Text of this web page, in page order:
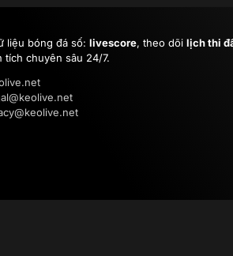
liệu bóng đá số: livescore, theo dõi lịch thi
tích chuyên sâu 24/7.